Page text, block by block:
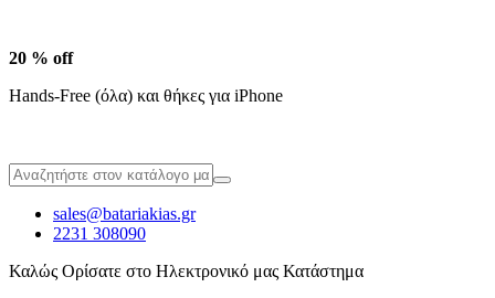
20 % off
Hands-Free (όλα) και θήκες για iPhone
sales@batariakias.gr
2231 308090
Καλώς Ορίσατε στο Ηλεκτρονικό μας Κατάστημα